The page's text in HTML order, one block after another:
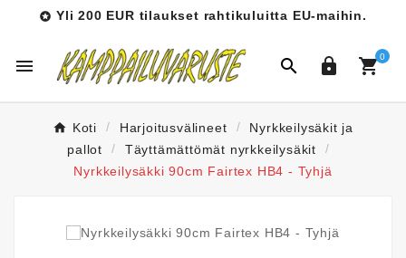
 Yli 200 EUR tilaukset rahtikuluitta EU-maihin.
   0
Koti Harjoitusvälineet
Nyrkkeilysäkit ja
pallot
Täyttämättömät nyrkkeilysäkit
Nyrkkeilysäkki 90cm Fairtex HB4 - Tyhjä